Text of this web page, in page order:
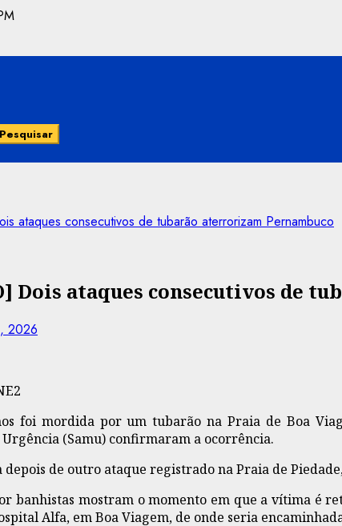
ataques consecutivos de tubarão aterrorizam Pernambuco
Dois ataques consecutivos de
2026
foi mordida por um tubarão na Praia de Boa
(Samu) confirmaram a ocorrência.
depois de outro ataque registrado na Praia de
banhistas mostram o momento em que a vítima é
Alfa, em Boa Viagem, de onde seria